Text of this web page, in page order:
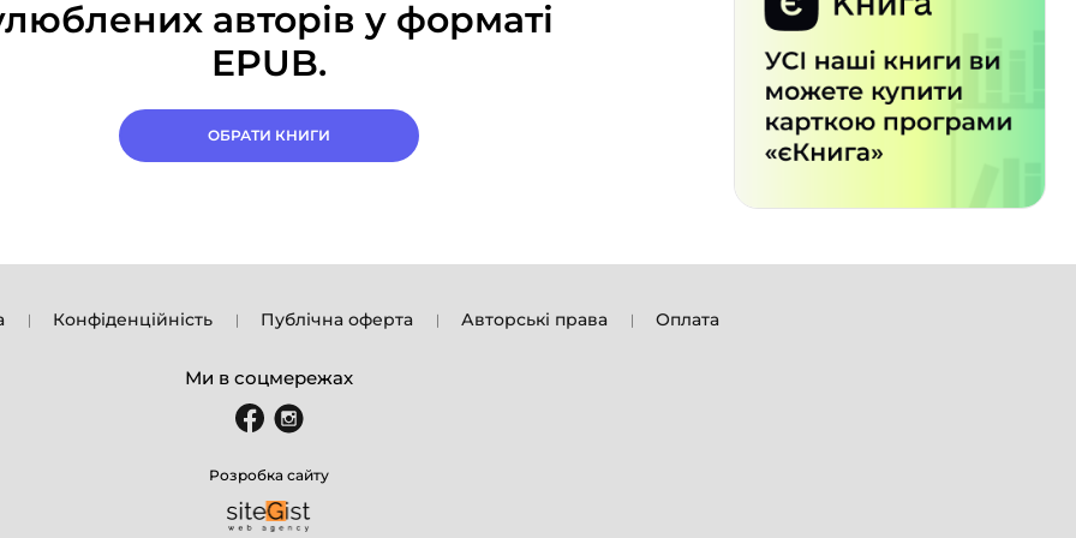
авторів у форматі
EPUB.
ОБРАТИ КНИГИ
Конфіденційність Публічна оферта Авторські права Оплата
Ми в соцмережах
Розробка сайту